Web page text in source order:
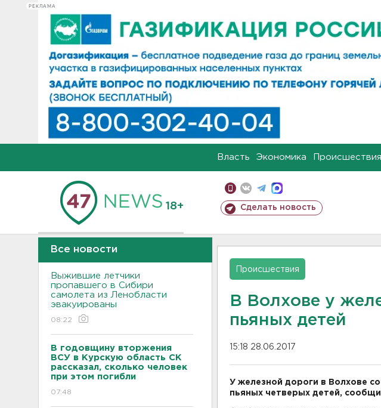
РЕКЛАМА
Власть Экономика Происшествия
18+ Сделать новость
Все новости
Выжившие летчики
пропавшего в Сибири
самолета из Ленобласти
эвакуированы
08:22
В годовщину вторжения
ВСУ в Курскую область СК
рассказал, сколько человек
при этом погибли
07:48
Происшествия
В Волхове у
пьяных детей
15:18 28.06.2017
У железной дороги в Волхове
пьяных четверых детей,